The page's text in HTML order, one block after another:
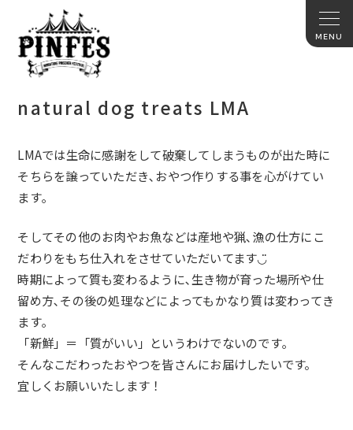
natural dog treats LMA
LMAでは生命に感謝をして破棄してしまうものが出た時に
そちらを譲っていただき､おやつ作りする事を心がけてい
ます｡
そしてその他のお肉やお魚などは産地や猟､ 漁の仕方にこ
だわりをもち仕入れをさせていただいてます◡̈
時期によって質も変わるように､生き物が育った場所や仕
留め方､ その後の処理などによってもかなり質は変わってき
ます｡
「新鮮」＝「質がいい」というわけでないのです｡
そんなこだわったおやつを皆さんにお届けしたいです。
宜しくお願いいたします！